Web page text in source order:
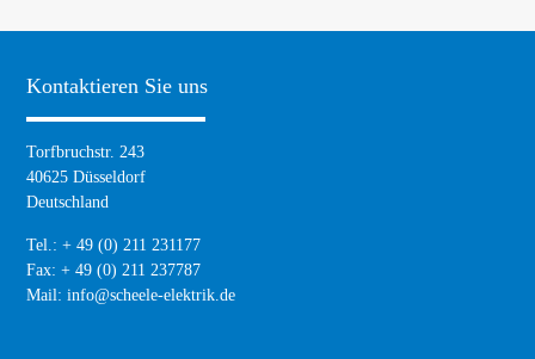
Kontaktieren Sie uns
Torfbruchstr. 243
40625 Düsseldorf
Deutschland
Tel.: + 49 (0) 211 231177
Fax: + 49 (0) 211 237787
Mail:info@scheele-elektrik.de